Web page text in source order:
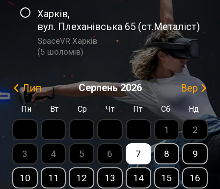
Харків,
вул. Плеханівська 65 (ст.Металіст)
SpaceVR Харків
(5 шоломiв)
Лип Серпень 2026 Вер
Пн Вт Ср Чт Пт Сб Нд
1 2
3 4 5 6 7 8 9
10 11 12 13 14 15 16